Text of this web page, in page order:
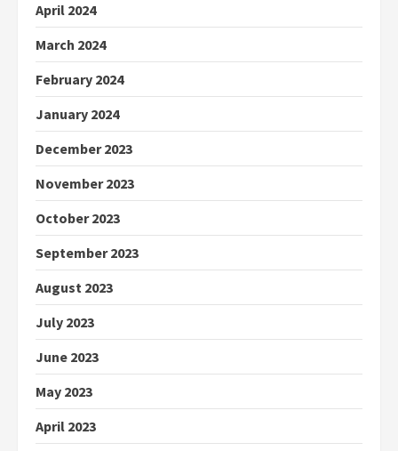
April 2024
March 2024
February 2024
January 2024
December 2023
November 2023
October 2023
September 2023
August 2023
July 2023
June 2023
May 2023
April 2023